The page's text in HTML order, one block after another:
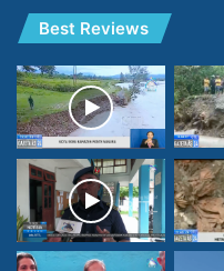
Best Reviews